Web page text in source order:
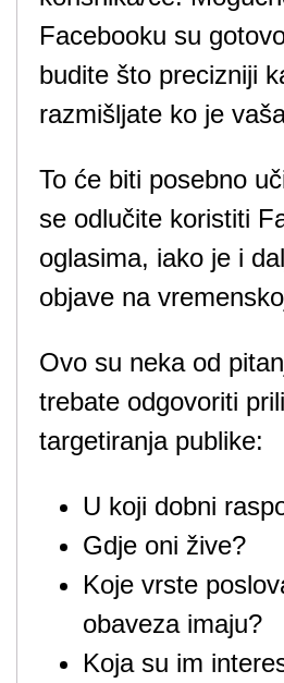
Facebooku su
budite što precizniji
razmišljate ko je
To će biti posebno
se odlučite koristiti
oglasima, iako je i
objave na
Ovo su neka od
trebate odgovoriti
targetiranja publike:
U koji dobni
Gdje oni žive?
Koje vrste
obaveza imaju?
Koja su im